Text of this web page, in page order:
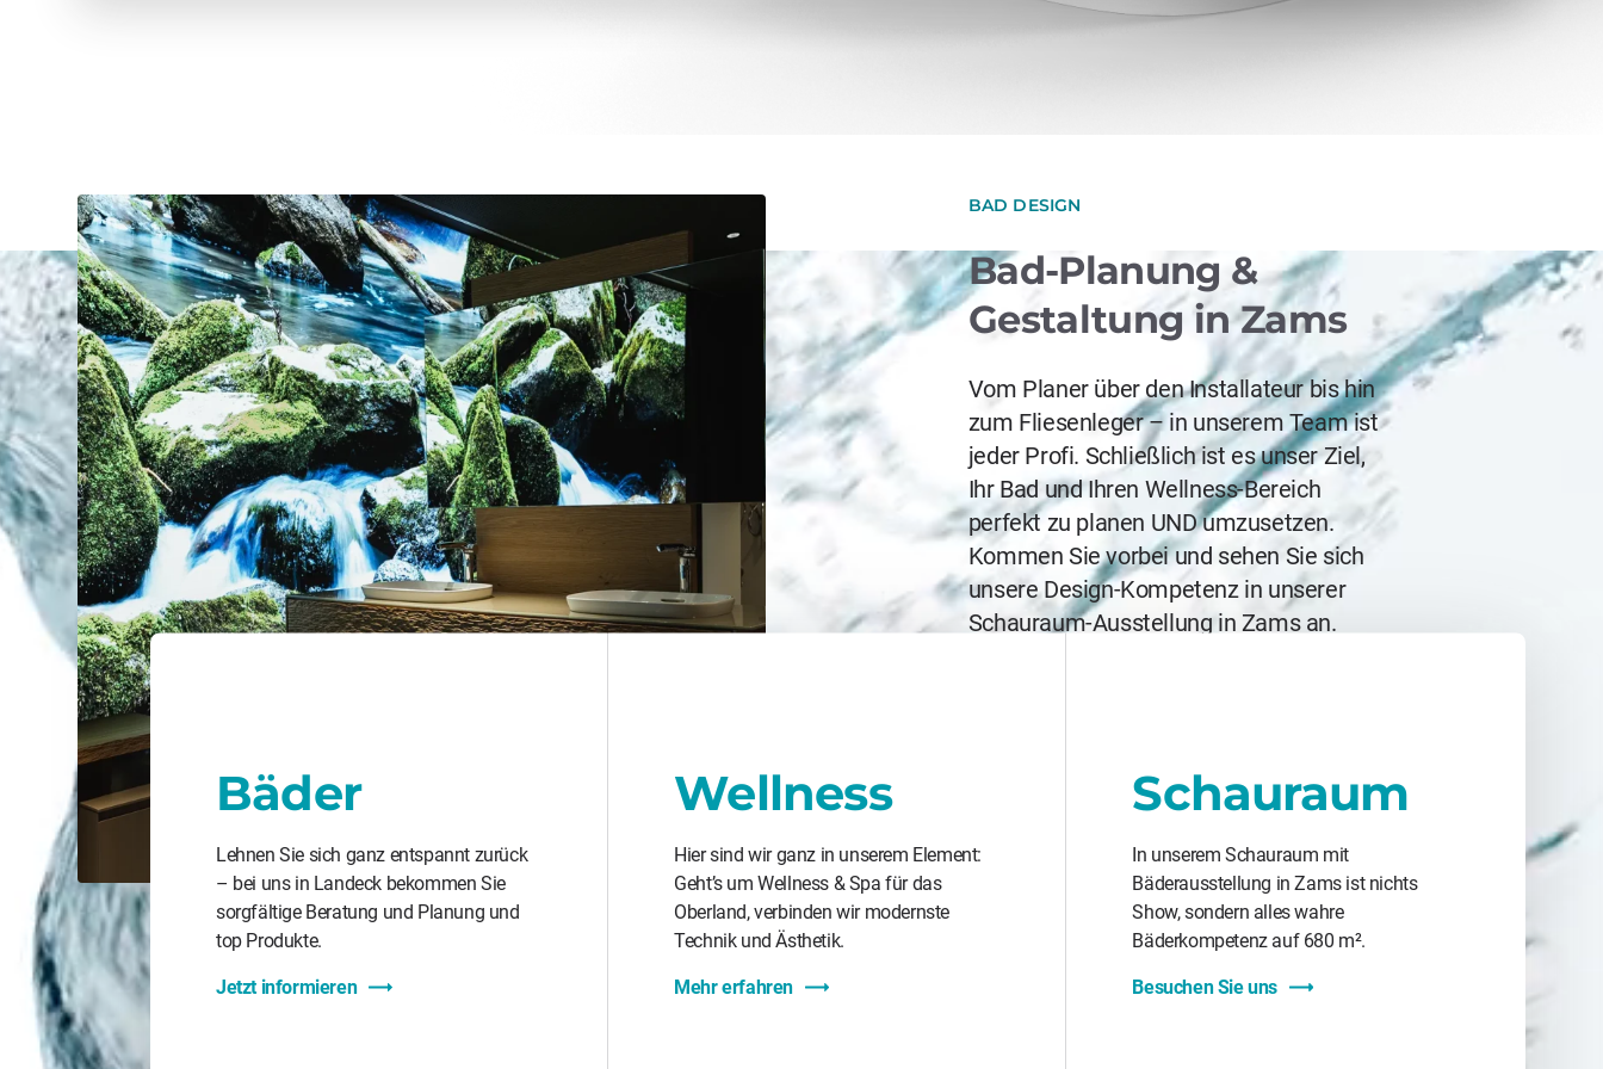
BAD DESIGN
Bad-Planung &
Gestaltung in Zams
Vom Planer über den Installateur bis hin
zum Fliesenleger – in unserem Team ist
jeder Profi. Schließlich ist es unser Ziel,
Ihr Bad und Ihren Wellness-Bereich
perfekt zu planen UND umzusetzen.
Kommen Sie vorbei und sehen Sie sich
unsere Design-Kompetenz in unserer
Schauraum-Ausstellung in Zams an.
Bäder
Lehnen Sie sich ganz entspannt zurück
– bei uns in Landeck bekommen Sie
sorgfältige Beratung und Planung und
top Produkte.
Jetzt informieren
Wellness
Hier sind wir ganz in unserem Element:
Geht’s um Wellness & Spa für das
Oberland, verbinden wir modernste
Technik und Ästhetik.
Mehr erfahren
Schauraum
In unserem Schauraum mit
Bäderausstellung in Zams ist nichts
Show, sondern alles wahre
Bäderkompetenz auf 680 m².
Besuchen Sie uns